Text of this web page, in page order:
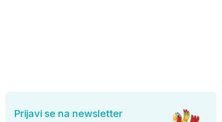
Prijavi se na newsletter